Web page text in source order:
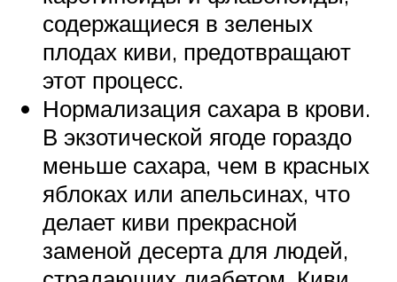
содержащиеся в зеленых
плодах киви, предотвращают
этот процесс.
Нормализация сахара в крови.
В экзотической ягоде гораздо
меньше сахара, чем в красных
яблоках или апельсинах, что
делает киви прекрасной
заменой десерта для людей,